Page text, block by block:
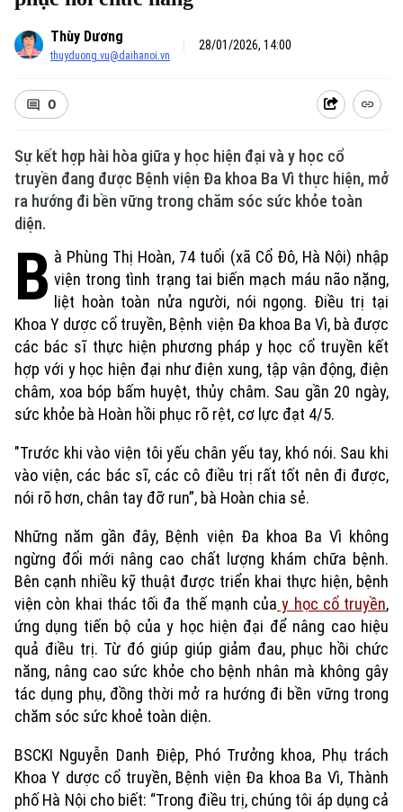
Thùy Dương
thuyduong.vu@daihanoi.vn
28/01/2026, 14:00
0
Sự kết hợp hài hòa giữa y học hiện đại và y học cổ
truyền đang được Bệnh viện Đa khoa Ba Vì thực hiện, mở
ra hướng đi bền vững trong chăm sóc sức khỏe toàn
diện.
B à Phùng Thị Hoàn, 74 tuổi (xã Cổ Đô, Hà Nội) nhập
viện trong tình trạng tai biến mạch máu não nặng,
liệt hoàn toàn nửa người, nói ngọng. Điều trị tại
Khoa Y dược cổ truyền, Bệnh viện Đa khoa Ba Vì, bà được
các bác sĩ thực hiện phương pháp y học cổ truyền kết
hợp với y học hiện đại như điện xung, tập vận động, điện
châm, xoa bóp bấm huyệt, thủy châm. Sau gần 20 ngày,
sức khỏe bà Hoàn hồi phục rõ rệt, cơ lực đạt 4/5.
"Trước khi vào viện tôi yếu chân yếu tay, khó nói. Sau khi
vào viện, các bác sĩ, các cô điều trị rất tốt nên đi được,
nói rõ hơn, chân tay đỡ run”, bà Hoàn chia sẻ.
Những năm gần đây, Bệnh viện Đa khoa Ba Vì không
ngừng đổi mới nâng cao chất lượng khám chữa bệnh.
Bên cạnh nhiều kỹ thuật được triển khai thực hiện, bệnh
viện còn khai thác tối đa thế mạnh của y học cổ truyền,
ứng dụng tiến bộ của y học hiện đại để nâng cao hiệu
quả điều trị. Từ đó giúp giúp giảm đau, phục hồi chức
năng, nâng cao sức khỏe cho bệnh nhân mà không gây
tác dụng phụ, đồng thời mở ra hướng đi bền vững trong
chăm sóc sức khoẻ toàn diện.
BSCKI Nguyễn Danh Điệp, Phó Trưởng khoa, Phụ trách
Khoa Y dược cổ truyền, Bệnh viện Đa khoa Ba Vì, Thành
phố Hà Nội cho biết: “Trong điều trị, chúng tôi áp dụng cả